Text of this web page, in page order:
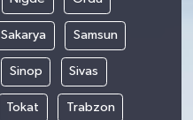
Sakarya Samsun
Sinop Sivas
Tokat Trabzon